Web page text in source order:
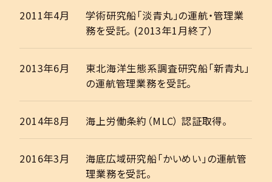
2011年4月
学術研究船「淡青丸」の運航・管理業
務を受託。 (2013年1月終了）
2013年6月
東北海洋生態系調査研究船「新青丸」
の運航管理業務を受託。
2014年8月 海上労働条約（MLC） 認証取得。
2016年3月
海底広域研究船「かいめい」の運航管
理業務を受託。